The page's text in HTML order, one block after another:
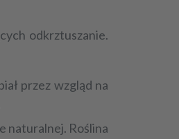
odkrztuszanie.
przez wzgląd na
naturalnej. Roślina